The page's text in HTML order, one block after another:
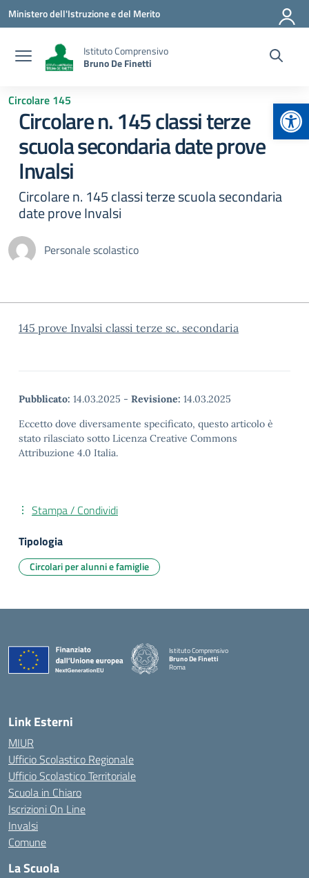
Vai ai contenuti
Vai al menu di navigazione
Vai al footer
Ministero dell'Istruzione e del Merito
Istituto Comprensivo
Bruno De Finetti
Circolare 145
Circolare n. 145 classi terze
scuola secondaria date prove
Invalsi
Circolare n. 145 classi terze scuola secondaria
date prove Invalsi
Personale scolastico
145 prove Invalsi classi terze sc. secondaria
Pubblicato: 14.03.2025 - Revisione: 14.03.2025
Eccetto dove diversamente specificato, questo articolo è
stato rilasciato sotto Licenza Creative Commons
Attribuzione 4.0 Italia.
Stampa / Condividi
Tipologia
Circolari per alunni e famiglie
Istituto Comprensivo
Bruno De Finetti
Roma
Link Esterni
MIUR
Ufficio Scolastico Regionale
Ufficio Scolastico Territoriale
Scuola in Chiaro
Iscrizioni On Line
Invalsi
Comune
La Scuola